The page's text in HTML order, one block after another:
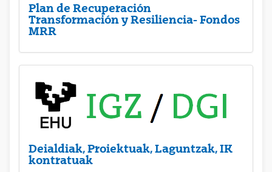
Plan de Recuperación
Transformación y Resiliencia- Fondos
MRR
Deialdiak, Proiektuak, Laguntzak, IK
kontratuak